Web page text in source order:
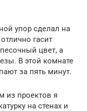
упор сделал на
гасит
цвет, а
В этой комнате
за пять минут.
из проектов я
на стенах и